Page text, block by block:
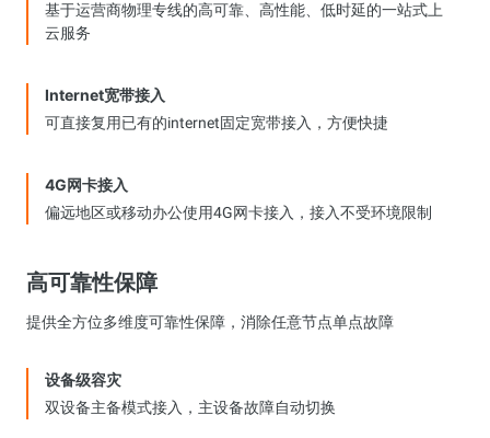
基于运营商物理专线的高可靠、高性能、低时延的一站式上
云服务
Internet宽带接入
可直接复用已有的internet固定宽带接入，方便快捷
4G网卡接入
偏远地区或移动办公使用4G网卡接入，接入不受环境限制
高可靠性保障
提供全方位多维度可靠性保障，消除任意节点单点故障
设备级容灾
双设备主备模式接入，主设备故障自动切换